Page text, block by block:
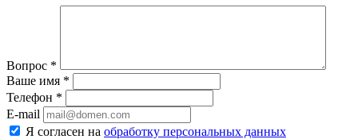
Вопрос *
Ваше имя *
Телефон *
E-mail
Я согласен на обработку персональных данных